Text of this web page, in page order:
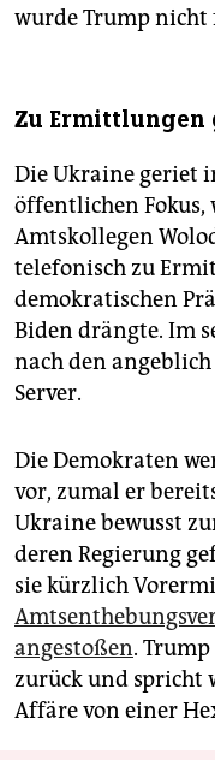
wurde Trump nicht
Zu Ermittlungen
Die Ukraine geriet
öffentlichen Fokus,
Amtskollegen
telefonisch zu
demokratischen
Biden drängte. Im
nach den
Server.
Die Demokraten
vor, zumal er
Ukraine bewusst
deren Regierung
sie kürzlich
angestoßen.
zurück und spricht
Affäre von einer